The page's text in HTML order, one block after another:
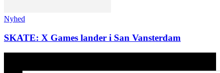
Nyhed
SKATE: X Games lander i San Vansterdam